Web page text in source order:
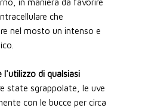
in maniera da favorire
che
nel mosto un intenso e
l'utilizzo di qualsiasi
state sgrappolate, le uve
con le bucce per circa